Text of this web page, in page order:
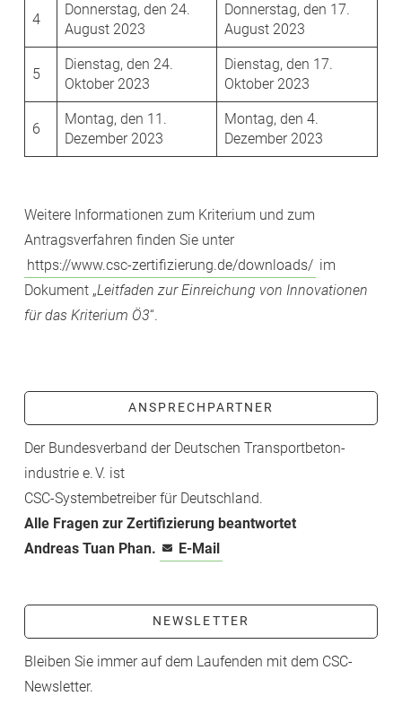
4
Donnerstag, den 24.
August 2023
Donnerstag, den 17.
August 2023
5
Dienstag, den 24.
Oktober 2023
Dienstag, den 17.
Oktober 2023
6
Montag, den 11.
Dezember 2023
Montag, den 4.
Dezember 2023
Weitere Informationen zum Kriterium und zum
Antragsverfahren finden Sie unter
https://www.csc-zertifizierung.de/downloads/ im
Dokument „Leitfaden zur Einreichung von Innovationen
für das Kriterium Ö3“.
ANSPRECHPARTNER
Der Bundesverband der Deutschen Transport­beton­
industrie e. V. ist
CSC-­Systembetreiber für Deutschland.
Alle Fragen zur Zertifizierung beantwortet
Andreas Tuan Phan.
E-Mail
NEWSLETTER
Bleiben Sie immer auf dem Laufenden mit dem CSC-
Newsletter.